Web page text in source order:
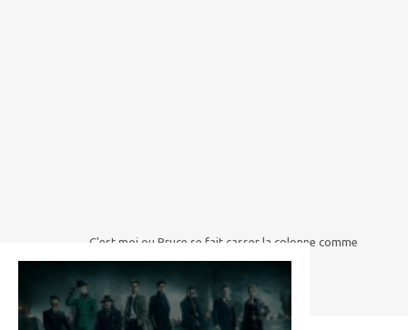
C'est moi ou Bruce se fait casser la colonne comme